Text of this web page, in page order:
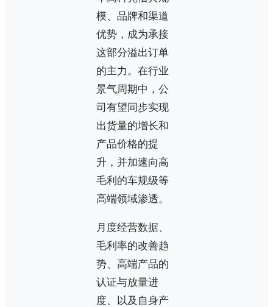
模、品牌和渠道
优势，成为承接
这部分溢出订单
的主力。在行业
景气周期中，公
司有望同步实现
出货量的增长和
产品价格的提
升，并加速向高
毛利的车规级等
高端领域渗透。
月度经营数据、
毛利率的改善趋
势、高端产品的
认证与放量进
度、以及自身产